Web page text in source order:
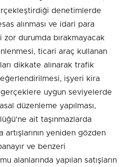
denetimlerde
alınması ve idari para
zor durumda bırakmayacak
ticari araç kullanan
dikkate alınarak trafik
işyeri kira
gerçeklere uygun seviyelerde
düzenleme yapılması,
ait taşınmazlarda
yeniden gözden
ve benzeri
alanlarında yapılan satışların